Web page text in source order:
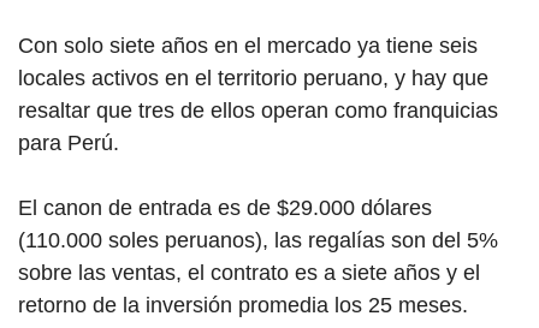
Con solo siete años en el mercado ya tiene seis
locales activos en el territorio peruano, y hay que
resaltar que tres de ellos operan como franquicias
para Perú.
El canon de entrada es de $29.000 dólares
(110.000 soles peruanos), las regalías son del 5%
sobre las ventas, el contrato es a siete años y el
retorno de la inversión promedia los 25 meses.